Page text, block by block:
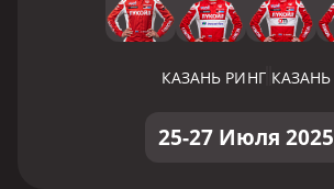
КАЗАНЬ РИНГ КАЗАНЬ
25-27 Июля 2025